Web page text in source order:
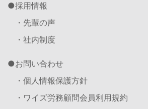
採用情報
・先輩の声
・社内制度
お問い合わせ
・個人情報保護方針
・ワイズ労務顧問会員利用規約